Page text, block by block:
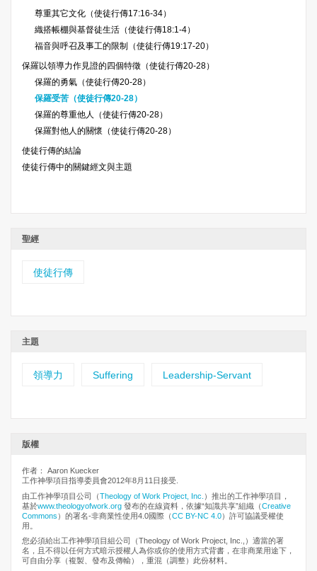
尊重其它文化（使徒行傳17:16-34）
織搭帳棚與基督徒生活（使徒行傳18:1-4）
福音與呼召及事工的限制（使徒行傳19:17-20）
保羅以領導力作見證的四個特徵（使徒行傳20-28）
保羅的勇氣（使徒行傳20-28）
保羅受苦（使徒行傳20-28）
保羅的尊重他人（使徒行傳20-28）
保羅對他人的關懷（使徒行傳20-28）
使徒行傳的結論
使徒行傳中的關鍵經文與主題
聖經
使徒行傳
主題
領導力 Suffering Leadership-Servant
版權
作者： Aaron Kuecker
工作神學項目指導委員會2012年8月11日接受.
由工作神學項目公司（Theology of Work Project, Inc. ）推出的工作神學項目，
基於www.theologyofwork.org 發布的在線資料，依據“知識共享”組織（Creative
Commons ）的署名-非商業性使用4.0國際（CC BY-NC 4.0）許可協議受權使
用。
您必須給出工作神學項目組公司（Theology of Work Project, Inc.,）適當的署
名，且不得以任何方式暗示授權人為你或你的使用方式背書，在非商業用途下，
可自由分享（複製、發布及傳輸），重混（調整）此份材料。